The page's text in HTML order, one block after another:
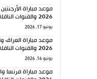
موعد مباراة
2026 والقنوات الناقلة
يونيو 17, 2026
موعد مباراة العراق
2026 والقنوات الناقلة
يونيو 16, 2026
موعد مباراة فرنسا